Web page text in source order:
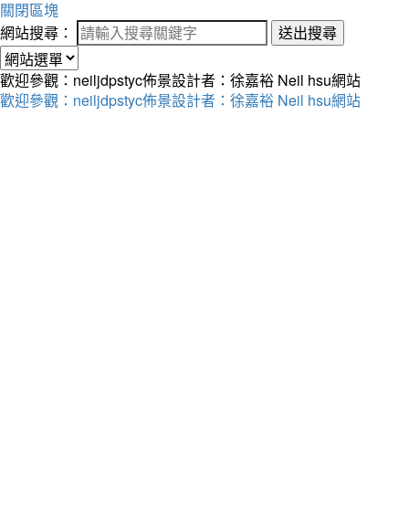
關閉區塊
網站搜尋：
送出搜尋
歡迎參觀：neiljdpstyc佈景設計者：徐嘉裕 Neil hsu網站
歡迎參觀：neiljdpstyc佈景設計者：徐嘉裕 Neil hsu網站